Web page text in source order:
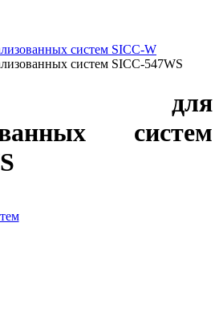
систем SICС-W
систем SICC-547WS
для
систем